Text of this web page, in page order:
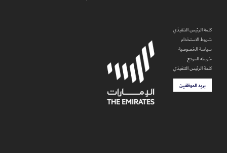
كلمة الرئيس التنفيذي
شروط الاستخدام
سياسة الخصوصية
خريطة الموقع
كلمة الرئيس التنفيذي
بريد الموظفين